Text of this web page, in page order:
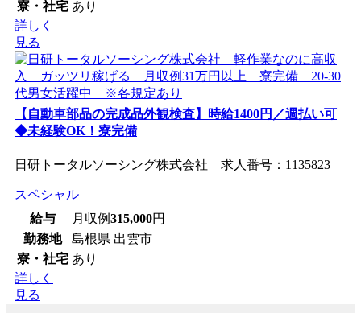
寮・社宅 あり
詳しく
見る
【自動車部品の完成品外観検査】時給1400円／週払い可
◆未経験OK！寮完備
日研トータルソーシング株式会社 求人番号：1135823
スペシャル
給与
月収例315,000円
勤務地
島根県 出雲市
寮・社宅 あり
詳しく
見る